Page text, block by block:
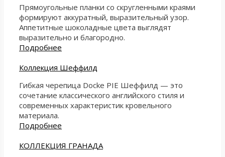
Прямоугольные планки со скругленными краями
формируют аккуратный, выразительный узор.
Аппетитные шоколадные цвета выглядят
выразительно и благородно.
Подробнее
Коллекция Шеффилд
Гибкая черепица Docke PIE Шеффилд — это
сочетание классического английского стиля и
современных характеристик кровельного
материала.
Подробнее
КОЛЛЕКЦИЯ ГРАНАДА